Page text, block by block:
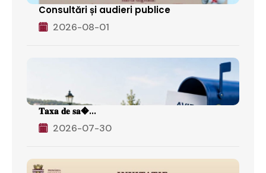
Consultări și audieri publice
2026-08-01
𝐓𝐚𝐱𝐚 𝐝𝐞 𝐬𝐚�...
2026-07-30